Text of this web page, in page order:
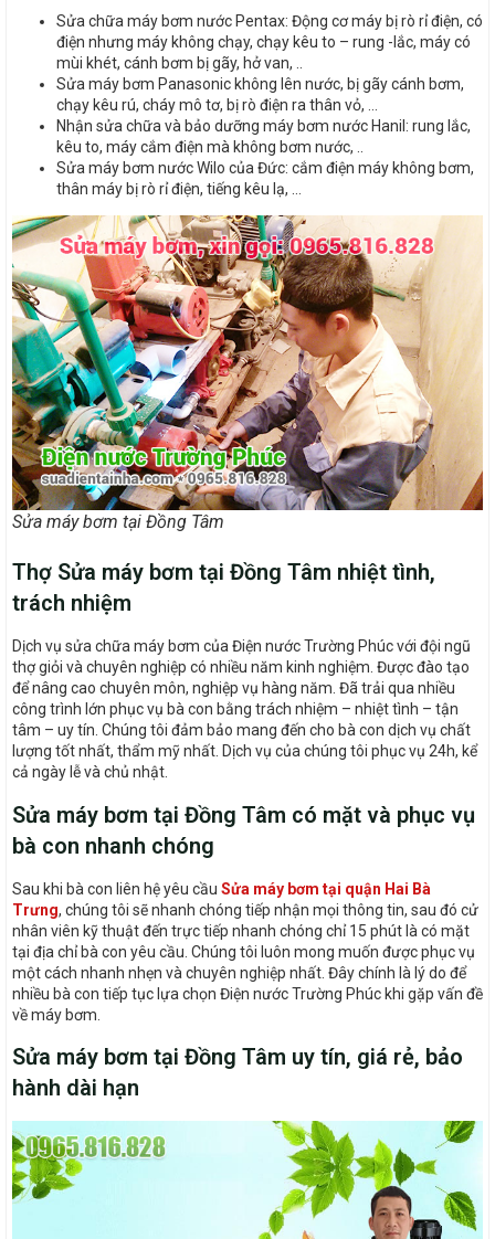
Sửa chữa máy bơm nước Pentax: Động cơ máy bị rò rỉ điện, có
điện nhưng máy không chạy, chạy kêu to – rung -lắc, máy có
mùi khét, cánh bơm bị gãy, hở van, ..
Sửa máy bơm Panasonic không lên nước, bị gãy cánh bơm,
chạy kêu rú, cháy mô tơ, bị rò điện ra thân vỏ, …
Nhận sửa chữa và bảo dưỡng máy bơm nước Hanil: rung lắc,
kêu to, máy cắm điện mà không bơm nước, ..
Sửa máy bơm nước Wilo của Đức: cắm điện máy không bơm,
thân máy bị rò rỉ điện, tiếng kêu lạ, …
Sửa máy bơm tại Đồng Tâm
Thợ Sửa máy bơm tại Đồng Tâm nhiệt tình,
trách nhiệm
Dịch vụ sửa chữa máy bơm của Điện nước Trường Phúc với đội ngũ
thợ giỏi và chuyên nghiệp có nhiều năm kinh nghiệm. Được đào tạo
để nâng cao chuyên môn, nghiệp vụ hàng năm. Đã trải qua nhiều
công trình lớn phục vụ bà con bằng trách nhiệm – nhiệt tình – tận
tâm – uy tín. Chúng tôi đảm bảo mang đến cho bà con dịch vụ chất
lượng tốt nhất, thẩm mỹ nhất. Dịch vụ của chúng tôi phục vụ 24h, kể
cả ngày lễ và chủ nhật.
Sửa máy bơm tại Đồng Tâm có mặt và phục vụ
bà con nhanh chóng
Sau khi bà con liên hệ yêu cầu Sửa máy bơm tại quận Hai Bà
Trưng, chúng tôi sẽ nhanh chóng tiếp nhận mọi thông tin, sau đó cử
nhân viên kỹ thuật đến trực tiếp nhanh chóng chỉ 15 phút là có mặt
tại địa chỉ bà con yêu cầu. Chúng tôi luôn mong muốn được phục vụ
một cách nhanh nhẹn và chuyên nghiệp nhất. Đây chính là lý do để
nhiều bà con tiếp tục lựa chọn Điện nước Trường Phúc khi gặp vấn đề
về máy bơm.
Sửa máy bơm tại Đồng Tâm uy tín, giá rẻ, bảo
hành dài hạn